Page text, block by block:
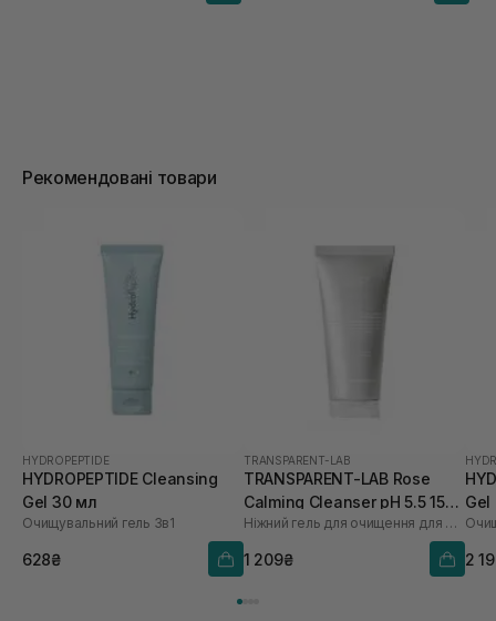
Рекомендовані товари
HYDROPEPTIDE
HYDROPEPTIDE Cleansing
Gel 30 мл
Очищувальний гель 3в1
628₴
TRANSPARENT-LAB
TRANSPARENT-LAB Rose
Calming Cleanser pH 5.5 150
мл
Ніжний гель для очищення для обличчя
1 209₴
Gel
2